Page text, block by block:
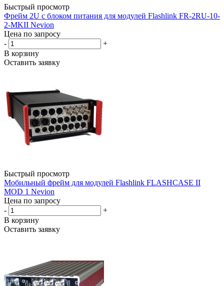
Быстрый просмотр
Фрейм 2U с блоком питания для модулей Flashlink FR-2RU-10-
2-MKII Nevion
Цена по запросу
-
+
В корзину
Оставить заявку
Быстрый просмотр
Мобильный фрейм для модулей Flashlink FLASHCASE II
MOD 1 Nevion
Цена по запросу
-
+
В корзину
Оставить заявку